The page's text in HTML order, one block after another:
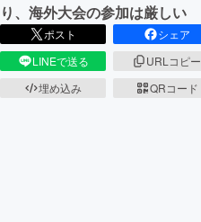
り、海外大会の参加は厳しい
ポスト
シェア
LINEで送る
URLコピー
埋め込み
QRコード